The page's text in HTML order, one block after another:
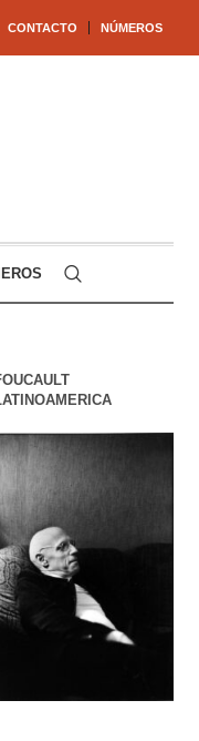
CONTACTO NÚMEROS